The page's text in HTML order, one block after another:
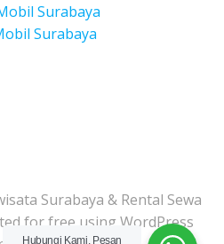
Surabaya
Surabaya
Surabaya & Rental Sewa
for free using WordPress
Hubungi Kami, Pesan